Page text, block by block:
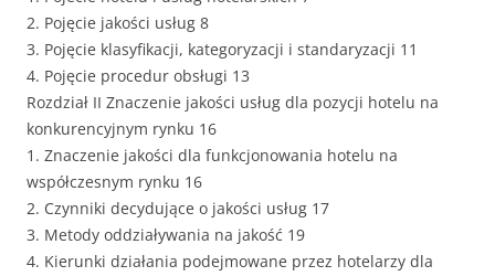
2. Pojęcie jakości usług 8
3. Pojęcie klasyfikacji, kategoryzacji i standaryzacji 11
4. Pojęcie procedur obsługi 13
Rozdział II Znaczenie jakości usług dla pozycji hotelu na
konkurencyjnym rynku 16
1. Znaczenie jakości dla funkcjonowania hotelu na
współczesnym rynku 16
2. Czynniki decydujące o jakości usług 17
3. Metody oddziaływania na jakość 19
4. Kierunki działania podejmowane przez hotelarzy dla